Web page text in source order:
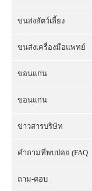
ขนส่งสัตว์เลี้ยง
ขนส่งเครื่องมือแพทย์
ขอนแก่น
ขอนแก่น
ข่าวสารบริษัท
คำถามที่พบบ่อย (FAQ
ถาม-ตอบ